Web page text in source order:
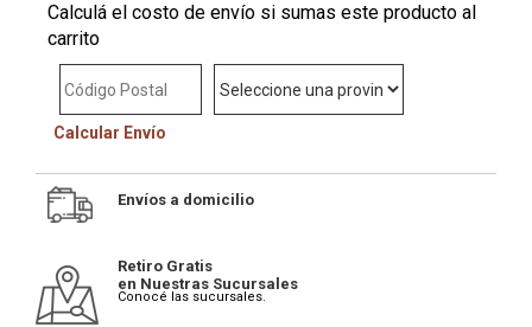
Calculá el costo de envío si sumas este producto al
carrito
Calcular Envío
Envíos a domicilio
Retiro Gratis
en Nuestras Sucursales
Conocé las sucursales.